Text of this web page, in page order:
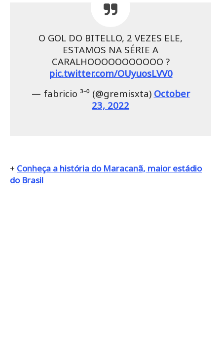
O GOL DO BITELLO, 2 VEZES ELE,
ESTAMOS NA SÉRIE A
CARALHOOOOOOOOOOO ?
pic.twitter.com/OUyuosLVV0
— fabricio ³⁻⁰ (@gremisxta) October
23, 2022
+ Conheça a história do Maracanã, maior estádio
do Brasil